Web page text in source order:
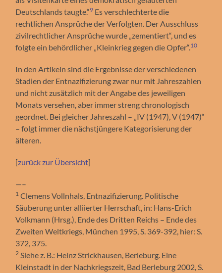
Deutschlands taugte.“9 Es verschlechterte die
rechtlichen Ansprüche der Verfolgten. Der Ausschluss
zivilrechtlicher Ansprüche wurde „zementiert“, und es
folgte ein behördlicher „Kleinkrieg gegen die Opfer“. 10
In den Artikeln sind die Ergebnisse der verschiedenen
Stadien der Entnazifizierung zwar nur mit Jahreszahlen
und nicht zusätzlich mit der Angabe des jeweiligen
Monats versehen, aber immer streng chronologisch
geordnet. Bei gleicher Jahreszahl – „IV (1947), V (1947)“
– folgt immer die nächstjüngere Kategorisierung der
älteren.
[zurück zur Übersicht]
—–
1 Clemens Vollnhals, Entnazifizierung. Politische
Säuberung unter alliierter Herrschaft, in: Hans-Erich
Volkmann (Hrsg.), Ende des Dritten Reichs – Ende des
Zweiten Weltkriegs, München 1995, S. 369-392, hier: S.
372, 375.
2 Siehe z. B.: Heinz Strickhausen, Berleburg. Eine
Kleinstadt in der Nachkriegszeit, Bad Berleburg 2002, S.